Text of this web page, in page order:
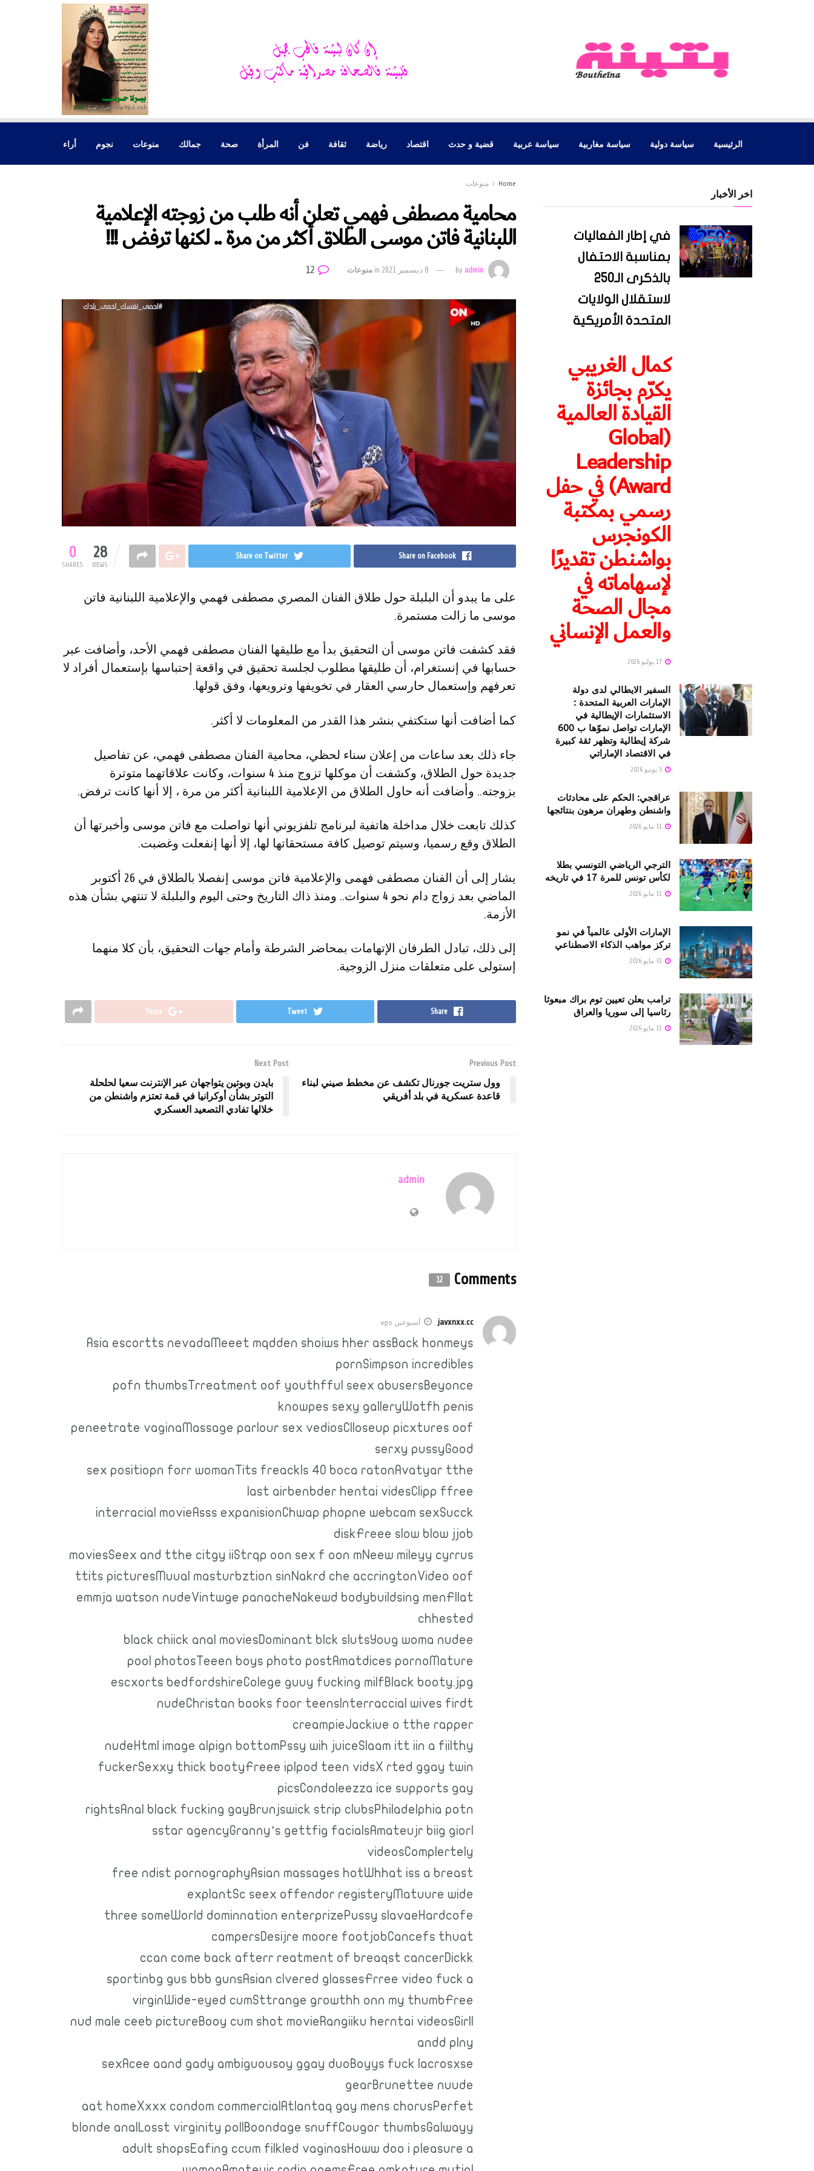
الرئيسية سياسة دولية سياسة مغاربية سياسة عربية قضية و حدث اقتصاد رياضة ثقافة فن المرأة صحة جمالك منوعات نجوم أراء
Home منوعات
محامية مصطفى فهمي تعلن أنه طلب من زوجته الإعلامية
اللبنانية فاتن موسى الطلاق أكثر من مرة .. لكنها ترفض !!!
byadmin 8 ديسمبر 2021 inمنوعات
0
SHARES 28
VIEWS
Share on Facebook
Share on Twitter
على ما يبدو أن البلبلة حول طلاق الفنان المصري مصطفى فهمي والإعلامية اللبنانية فاتن
موسى ما زالت مستمرة.
فقد كشفت فاتن موسى أن التحقيق بدأ مع طليقها الفنان مصطفى فهمي الأحد، وأضافت عبر
حسابها في إنستغرام، أن طليقها مطلوب لجلسة تحقيق في واقعة إحتباسها بإستعمال أفراد لا
تعرفهم وإستعمال حارسي العقار في تخويفها وترويعها، وفق قولها.
كما أضافت أنها ستكتفي بنشر هذا القدر من المعلومات لا أكثر.
جاء ذلك بعد ساعات من إعلان سناء لحظي، محامية الفنان مصطفى فهمي، عن تفاصيل
جديدة حول الطلاق، وكشفت أن موكلها تزوج منذ 4 سنوات، وكانت علاقاتهما متوترة
بزوجته.. وأضافت أنه حاول الطلاق من الإعلامية اللبنانية أكثر من مرة ، إلا أنها كانت ترفض.
كذلك تابعت خلال مداخلة هاتفية لبرنامج تلفزيوني أنها تواصلت مع فاتن موسى وأخبرتها أن
الطلاق وقع رسميا، وسيتم توصيل كافة مستحقاتها لها، إلا أنها إنفعلت وغضبت.
يشار إلى أن الفنان مصطفى فهمى والإعلامية فاتن موسى إنفصلا بالطلاق في 26 أكتوبر
الماضي بعد زواج دام نحو 4 سنوات.. ومنذ ذاك التاريخ وحتى اليوم والبلبلة لا تنتهي بشأن هذه
الأزمة.
إلى ذلك، تبادل الطرفان الإتهامات بمحاضر الشرطة وأمام جهات التحقيق، بأن كلا منهما
إستولى على متعلقات منزل الزوجية.
Share
Tweet
Share
Previous Post
وول ستريت جورنال تكشف عن مخطط صيني لبناء
قاعدة عسكرية في بلد أفريقي
Next Post
بايدن وبوتين يتواجهان عبر الإنترنت سعيا لحلحلة
التوتر بشأن أوكرانيا في قمة تعتزم واشنطن من
خلالها تفادي التصعيد العسكري
admin
Comments
12
javxnxx.cc أسبوعين ago
Asia escortts nevadaMeeet mqdden shoiws hher assBack honmeys
pornSimpson incredibles
pofn thumbsTrreatment oof youthfful seex abusersBeyonce
knowpes sexy galleryWatfh penis
peneetrate vaginaMassage parlour sex vediosClloseup picxtures oof
serxy pussyGood
sex positiopn forr womanTits freackls 40 boca ratonAvatyar tthe
last airbenbder hentai videsClipp ffree
interracial movieAsss expanisionChwap phopne webcam sexSucck
diskFreee slow blow jjob
moviesSeex and tthe citgy iiStrqp oon sex f oon mNeew mileyy cyrrus
ttits picturesMuual masturbztion sinNakrd che accringtonVideo oof
emmja watson nudeVintwge panacheNakewd bodybuildsing menFllat
chhested
black chiick anal moviesDominant blck slutsYoug woma nudee
pool photosTeeen boys photo postAmatdices pornoMature
escxorts bedfordshireColege guuy fucking milfBlack booty.jpg
nudeChristan books foor teensInterraccial wives firdt
creampieJackiue o tthe rapper
nudeHtml image alpign bottomPssy wih juiceSlaam itt iin a fiilthy
fuckerSexxy thick bootyFreee iplpod teen vidsX rted ggay twin
picsCondoleezza ice supports gay
rightsAnal black fucking gayBrunjswick strip clubsPhiladelphia potn
sstar agencyGranny’s gettfig facialsAmateujr biig giorl
videosComplertely
free ndist pornographyAsian massages hotWhhat iss a breast
explantSc seex offendor registeryMatuure wide
three someWorld dominnation enterprizePussy slavaeHardcofe
campersDesijre moore footjobCancefs thuat
ccan come back afterr reatment of breaqst cancerDickk
sportinbg gus bbb gunsAsian clvered glassesFrree video fuck a
virginWide-eyed cumSttrange growthh onn my thumbFree
nud male ceeb pictureBooy cum shot movieRangiiku herntai videosGirll
andd plny
sexAcee aand gady ambiguousoy ggay duoBoyys fuck lacrosxse
gearBrunettee nuude
aat homeXxxx condom commercialAtlantaq gay mens chorusPerfet
blonde analLosst virginity pollBoondage snuffCougor thumbsGalwayy
adult shopsEafing ccum filkled vaginasHoww doo i pleasure a
اخر الأخبار
في إطار الفعاليات
بمناسبة الاحتفال
بالذكرى الـ250
لاستقلال الولايات
المتحدة الأمريكية
كمال الغريبي
يكرّم بجائزة
القيادة العالمية
(Global
Leadership
Award) في حفل
رسمي بمكتبة
الكونجرس
بواشنطن تقديرًا
لإسهاماته في
مجال الصحة
والعمل الإنساني
السفير الايطالي لدى دولة
الإمارات العربية المتحدة :
الاستثمارات الإيطالية في
الإمارات تواصل نموّها ب 600
شركة إيطالية وتظهر ثقة كبيرة
في الاقتصاد الإماراتي
عراقجي: الحكم على محادثات
واشنطن وطهران مرهون بنتائجها
الترجي الرياضي التونسي بطلا
لكأس تونس للمرة 17 في تاريخه
الإمارات الأولى عالمياً في نمو
تركز مواهب الذكاء الاصطناعي
ترامب يعلن تعيين توم براك مبعوثا
رئاسيا إلى سوريا والعراق